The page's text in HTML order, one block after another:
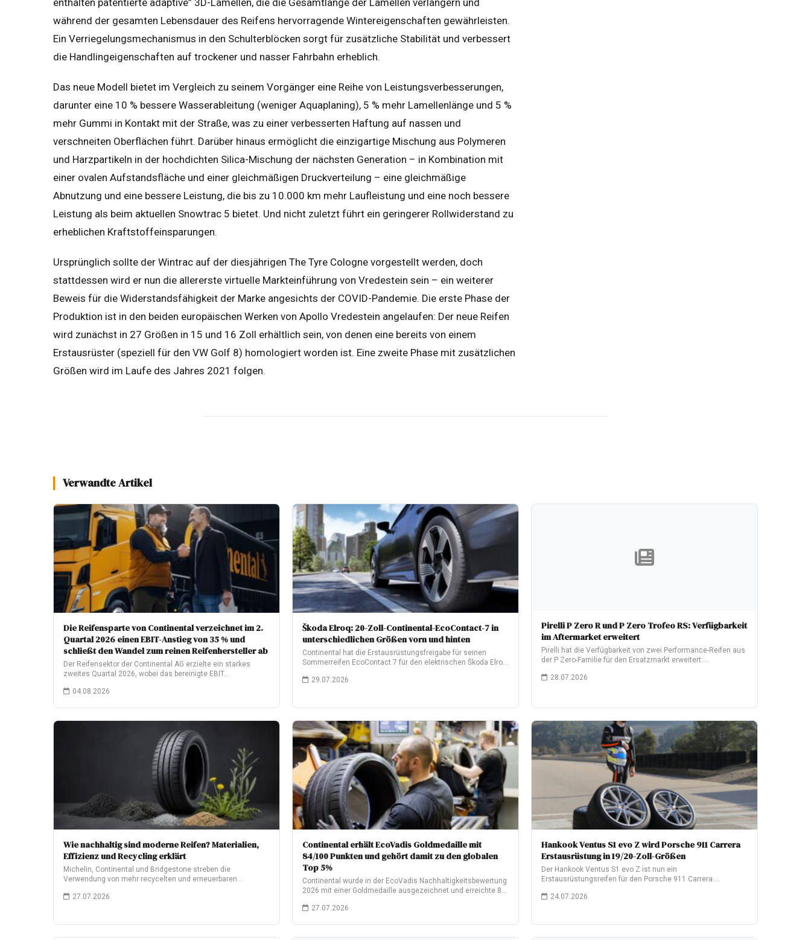
enthalten patentierte adaptive” 3D-Lamellen, die die Gesamtlänge der Lamellen verlängern und
während der gesamten Lebensdauer des Reifens hervorragende Wintereigenschaften gewährleisten.
Ein Verriegelungsmechanismus in den Schulterblöcken sorgt für zusätzliche Stabilität und verbessert
die Handlingeigenschaften auf trockener und nasser Fahrbahn erheblich.
Das neue Modell bietet im Vergleich zu seinem Vorgänger eine Reihe von Leistungsverbesserungen,
darunter eine 10 % bessere Wasserableitung (weniger Aquaplaning), 5 % mehr Lamellenlänge und 5 %
mehr Gummi in Kontakt mit der Straße, was zu einer verbesserten Haftung auf nassen und
verschneiten Oberflächen führt. Darüber hinaus ermöglicht die einzigartige Mischung aus Polymeren
und Harzpartikeln in der hochdichten Silica-Mischung der nächsten Generation – in Kombination mit
einer ovalen Aufstandsfläche und einer gleichmäßigen Druckverteilung – eine gleichmäßige
Abnutzung und eine bessere Leistung, die bis zu 10.000 km mehr Laufleistung und eine noch bessere
Leistung als beim aktuellen Snowtrac 5 bietet. Und nicht zuletzt führt ein geringerer Rollwiderstand zu
erheblichen Kraftstoffeinsparungen.
Ursprünglich sollte der Wintrac auf der diesjährigen The Tyre Cologne vorgestellt werden, doch
stattdessen wird er nun die allererste virtuelle Markteinführung von Vredestein sein – ein weiterer
Beweis für die Widerstandsfähigkeit der Marke angesichts der COVID-Pandemie. Die erste Phase der
Produktion ist in den beiden europäischen Werken von Apollo Vredestein angelaufen: Der neue Reifen
wird zunächst in 27 Größen in 15 und 16 Zoll erhältlich sein, von denen eine bereits von einem
Erstausrüster (speziell für den VW Golf 8) homologiert worden ist. Eine zweite Phase mit zusätzlichen
Größen wird im Laufe des Jahres 2021 folgen.
Verwandte Artikel
Die Reifensparte von Continental verzeichnet im 2.
Quartal 2026 einen EBIT-Anstieg von 35 % und
schließt den Wandel zum reinen Reifenhersteller ab
Der Reifensektor der Continental AG erzielte ein starkes
zweites Quartal 2026, wobei das bereinigte EBIT…
04.08.2026
Škoda Elroq: 20-Zoll-Continental-EcoContact-7 in
unterschiedlichen Größen vorn und hinten
Continental hat die Erstausrüstungsfreigabe für seinen
Sommerreifen EcoContact 7 für den elektrischen Škoda Elroq
29.07.2026
Pirelli P Zero R und P Zero Trofeo RS: Verfügbarkeit
im Aftermarket erweitert
Pirelli hat die Verfügbarkeit von zwei Performance-Reifen aus
der P Zero-Familie für den Ersatzmarkt erweitert:…
28.07.2026
Wie nachhaltig sind moderne Reifen? Materialien,
Effizienz und Recycling erklärt
Michelin, Continental und Bridgestone streben die
Verwendung von mehr recycelten und erneuerbaren
27.07.2026
Continental erhält EcoVadis Goldmedaille mit
84/100 Punkten und gehört damit zu den globalen
Top 5%
Continental wurde in der EcoVadis Nachhaltigkeitsbewertung
2026 mit einer Goldmedaille ausgezeichnet und erreichte 84
27.07.2026
Hankook Ventus S1 evo Z wird Porsche 911 Carrera
Erstausrüstung in 19/20-Zoll-Größen
Der Hankook Ventus S1 evo Z ist nun ein
Erstausrüstungsreifen für den Porsche 911 Carrera.…
24.07.2026